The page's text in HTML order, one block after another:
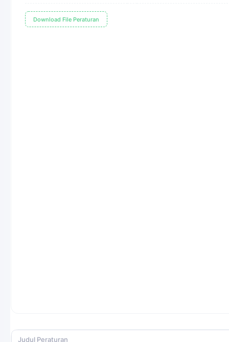
Download File Peraturan